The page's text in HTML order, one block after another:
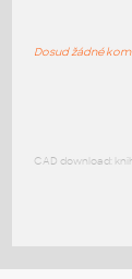
Dosud žádné
CAD download: